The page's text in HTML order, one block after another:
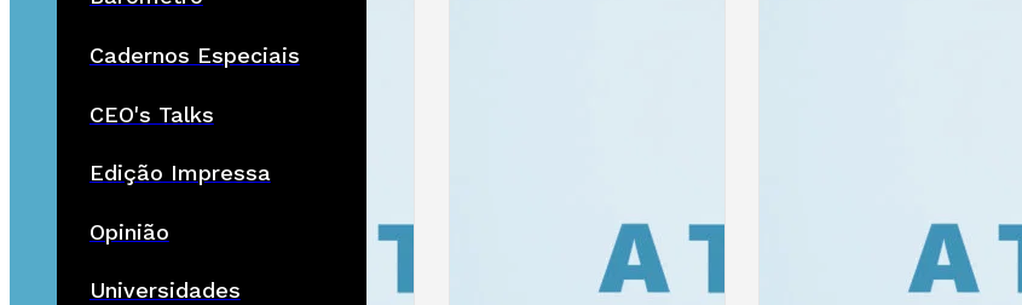
Cadernos Especiais
CEO's Talks
Edição Impressa
Opinião
Universidades